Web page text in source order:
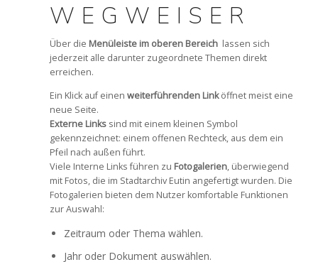
WEGWEISER
Über die Menüleiste im oberen Bereich lassen sich
jederzeit alle darunter zugeordnete Themen direkt
erreichen.
Ein Klick auf einen weiterführenden Linköffnet meist eine
neue Seite.
Externe Links sind mit einem kleinen Symbol
gekennzeichnet: einem offenen Rechteck, aus dem ein
Pfeil nach außen führt.
Viele Interne Links führen zu Fotogalerien, überwiegend
mit Fotos, die im Stadtarchiv Eutin angefertigt wurden. Die
Fotogalerien bieten dem Nutzer komfortable Funktionen
zur Auswahl:
Zeitraum oder Thema wählen.
Jahr oder Dokument auswählen.